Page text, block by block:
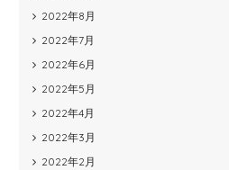
2022年8月
2022年7月
2022年6月
2022年5月
2022年4月
2022年3月
2022年2月